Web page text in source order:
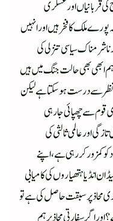
قربانیاں اور عسکری
پورے ملک کا فخر ہیں اور انہیں
شرمناک سیاسی تنزلی کی
ابھی بھی حالت جنگ میں ہیں
سے درست ہو سکتا ہے لیکن
قوم سے چھپائی جا رہی
اور عالمی ثالثی کی
کمزور کررہی ہے،اپنے
انڈیا ہتھیاروں کی کامیابی
محاذ پر سبقت حاصل کی ہے تو